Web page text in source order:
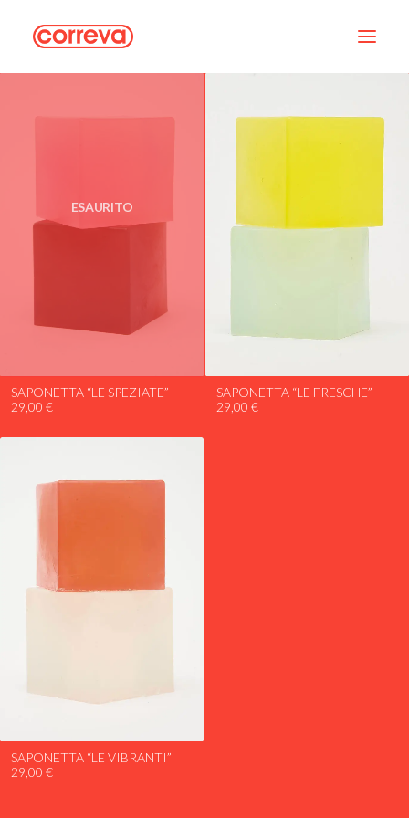
ESAURITO
SAPONETTA “LE SPEZIATE”
29,00 €
SAPONETTA “LE FRESCHE”
29,00 €
SAPONETTA “LE VIBRANTI”
29,00 €